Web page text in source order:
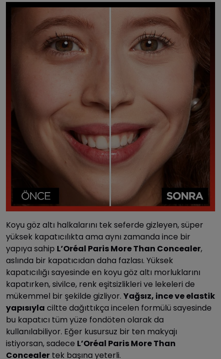
Koyu göz altı halkalarını tek seferde gizleyen, süper
yüksek kapatıcılıkta ama aynı zamanda ince bir
yapıya sahip L’Oréal Paris More Than Concealer,
aslında bir kapatıcıdan daha fazlası. Yüksek
kapatıcılığı sayesinde en koyu göz altı morluklarını
kapatırken, sivilce, renk eşitsizlikleri ve lekeleri de
mükemmel bir şekilde gizliyor. Yağsız, ince ve elastik
yapısıyla ciltte dağıttıkça incelen formülü sayesinde
bu kapatıcı tüm yüze fondöten olarak da
kullanılabiliyor. Eğer kusursuz bir ten makyajı
istiyorsan, sadece L’Oréal Paris More Than
Concealer tek başına yeterli.